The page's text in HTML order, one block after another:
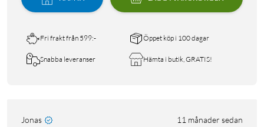
Fri frakt från 599:- Öppet köp i 100 dagar
Snabba leveranser Hämta i butik, GRATIS!
Jonas 11 månader sedan